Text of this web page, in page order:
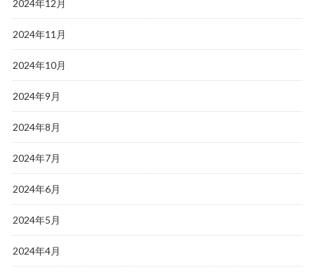
2024年12月
2024年11月
2024年10月
2024年9月
2024年8月
2024年7月
2024年6月
2024年5月
2024年4月